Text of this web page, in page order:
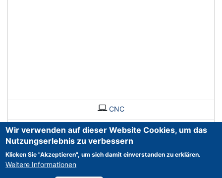
CNC
Wir verwenden auf dieser Website Cookies, um das
Nutzungserlebnis zu verbessern
Klicken Sie "Akzeptieren", um sich damit einverstanden zu erklären.
Weitere Informationen